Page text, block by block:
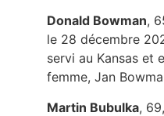
Donald Bowman,
le 28 décembre
servi au Kansas et
femme, Jan
Martin Bubulka,